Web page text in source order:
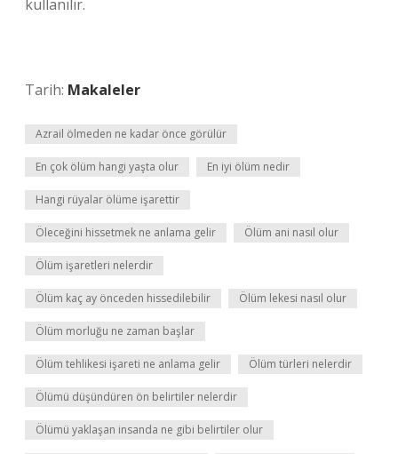
kullanılır.
Tarih: Makaleler
Azrail ölmeden ne kadar önce görülür
En çok ölüm hangi yaşta olur En iyi ölüm nedir
Hangi rüyalar ölüme işarettir
Öleceğini hissetmek ne anlama gelir Ölüm ani nasıl olur
Ölüm işaretleri nelerdir
Ölüm kaç ay önceden hissedilebilir Ölüm lekesi nasıl olur
Ölüm morluğu ne zaman başlar
Ölüm tehlikesi işareti ne anlama gelir Ölüm türleri nelerdir
Ölümü düşündüren ön belirtiler nelerdir
Ölümü yaklaşan insanda ne gibi belirtiler olur